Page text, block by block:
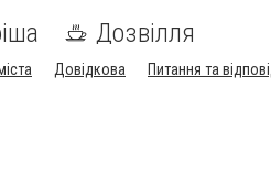
Дозвілля
Довідкова Питання та